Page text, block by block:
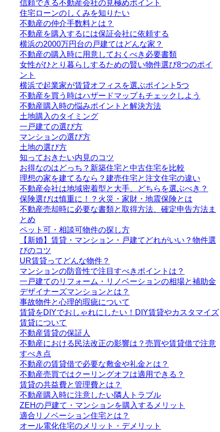
信頼できる不動産会社の見極めポイント
住宅ローンのしくみを知りたい
不動産の仲介手数料とは？
不動産を購入するには保証会社に依頼する
横浜の2000万円台の戸建てはどんな家？
不動産の購入時に用意しておくべき必要書類
女性がひとり暮らしするための賢い物件選び8つのポイ
ント
横浜で起業家が賃貸オフィスを選ぶポイント5つ
不動産を買う時はハザードマップもチェックしよう
不動産購入時の悩みポイントと解決方法
土地購入のタイミング
一戸建ての選び方
マンションの選び方
土地の選び方
知っておきたい内見のコツ
お得なのはどっち？新築住宅と中古住宅を比較
理想の家を建てるなら？建売住宅と注文住宅の違い
不動産会社は地域密着型と大手、どちらを選ぶべき？
保険選びは慎重に！？火災・家財・地震保険とは
不動産売却時に必要な書類と取得方法、確定申告方法ま
とめ
ペット可・相談可物件の探し方
【新婚】賃貸・マンション・戸建てどれがいい？物件選
びのコツ
UR賃貸ってどんな物件？
マンションの防音性で注目すべきポイントは？
一戸建てのリフォーム・リノベーションの相場と補助金
デザイナーズマンションとは？
事故物件と心理的瑕疵について
賃貸をDIYでおしゃれにしたい！DIY賃貸やカスタマイズ
賃貸について
不動産賃貸の保証人
不動産における民法改正の影響は？売買や賃貸借で注意
すべき点
不動産の賃貸借で必要な敷金や礼金とは？
不動産売買ではクーリングオフは適用できる？
賃貸の共益費と管理費とは？
不動産購入時に注意したい隣人トラブル
ZEHの戸建て・マンションを購入するメリット
適合リノベーション住宅とは？
オール電化住宅のメリット・デメリット